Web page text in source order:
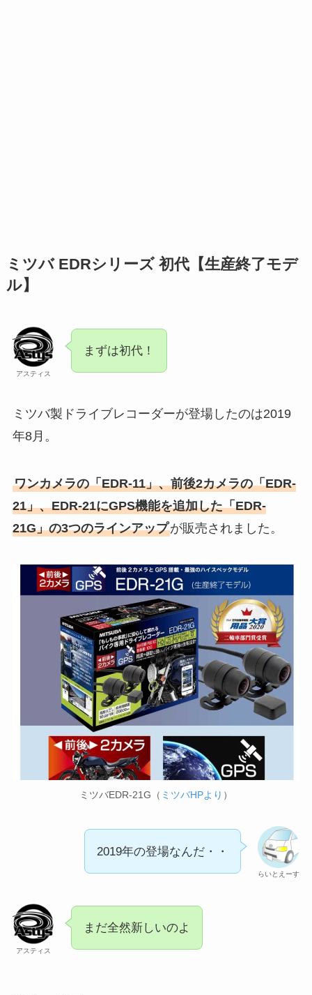
ミツバ EDRシリーズ 初代【生産終了モデ
ル】
アスティス
まずは初代！
ミツバ製ドライブレコーダーが登場したのは2019
年8月。
ワンカメラの「EDR-11」、前後2カメラの「EDR-
21」、EDR-21にGPS機能を追加した「EDR-
21G」の3つのラインアップが販売されました。
ミツバEDR-21G（ ミツバHPより ）
らいとえーす
2019年の登場なんだ・・
アスティス
まだ全然新しいのよ